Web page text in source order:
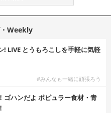
Weekly
! LIVE とうもろこしを手軽に気軽
#みんなも一緒に頑張ろう
ゴハンだよ ポピュラー食材・青